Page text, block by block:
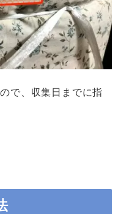
ので、収集日までに指